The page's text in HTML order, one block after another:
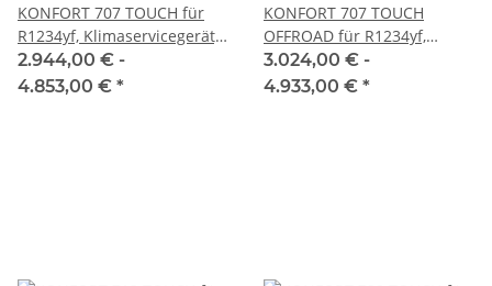
KONFORT 707 TOUCH für
R1234yf, Klimaservicegerät,
TEXA
2.944,00 € -
4.853,00 € *
KONFORT 707 TOUCH
OFFROAD für R1234yf,
Klimaservicegerät, TEXA
3.024,00 € -
4.933,00 € *